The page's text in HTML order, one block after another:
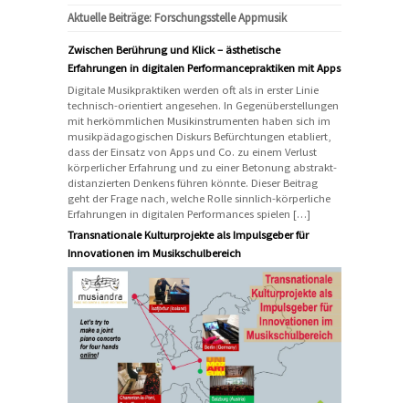
Aktuelle Beiträge: Forschungsstelle Appmusik
Zwischen Berührung und Klick – ästhetische
Erfahrungen in digitalen Performancepraktiken mit Apps
Digitale Musikpraktiken werden oft als in erster Linie
technisch-orientiert angesehen. In Gegenüberstellungen
mit herkömmlichen Musikinstrumenten haben sich im
musikpädagogischen Diskurs Befürchtungen etabliert,
dass der Einsatz von Apps und Co. zu einem Verlust
körperlicher Erfahrung und zu einer Betonung abstrakt-
distanzierten Denkens führen könnte. Dieser Beitrag
geht der Frage nach, welche Rolle sinnlich-körperliche
Erfahrungen in digitalen Performances spielen […]
Transnationale Kulturprojekte als Impulsgeber für
Innovationen im Musikschulbereich